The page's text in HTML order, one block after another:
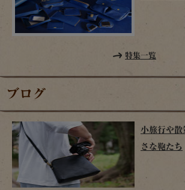
特集一覧
ブログ
小旅行や
さな鞄たち